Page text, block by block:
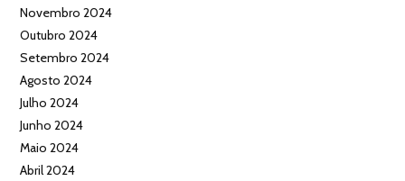
Novembro 2024
Outubro 2024
Setembro 2024
Agosto 2024
Julho 2024
Junho 2024
Maio 2024
Abril 2024